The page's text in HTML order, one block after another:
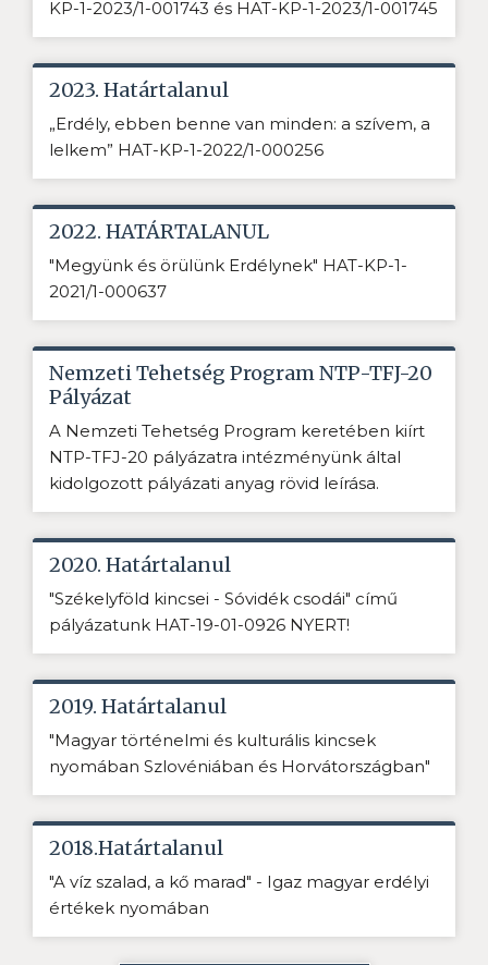
KP-1-2023/1-001743 és HAT-KP-1-2023/1-001745
2023. Határtalanul
„Erdély, ebben benne van minden: a szívem, a
lelkem” HAT-KP-1-2022/1-000256
2022. HATÁRTALANUL
"Megyünk és örülünk Erdélynek" HAT-KP-1-
2021/1-000637
Nemzeti Tehetség Program NTP-TFJ-20
Pályázat
A Nemzeti Tehetség Program keretében kiírt
NTP-TFJ-20 pályázatra intézményünk által
kidolgozott pályázati anyag rövid leírása.
2020. Határtalanul
"Székelyföld kincsei - Sóvidék csodái" című
pályázatunk HAT-19-01-0926 NYERT!
2019. Határtalanul
"Magyar történelmi és kulturális kincsek
nyomában Szlovéniában és Horvátországban"
2018.Határtalanul
"A víz szalad, a kő marad" - Igaz magyar erdélyi
értékek nyomában